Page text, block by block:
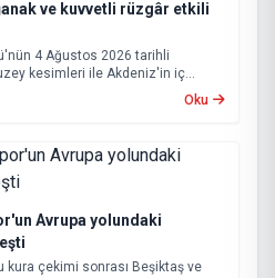
ve kuvvetli rüzgâr etkili
4 Ağustos 2026 tarihli
kesimleri ile Akdeniz'in iç
ve gök gürültülü sağanak yağış
Oku
Avrupa yolundaki
kura çekimi sonrası Beşiktaş ve